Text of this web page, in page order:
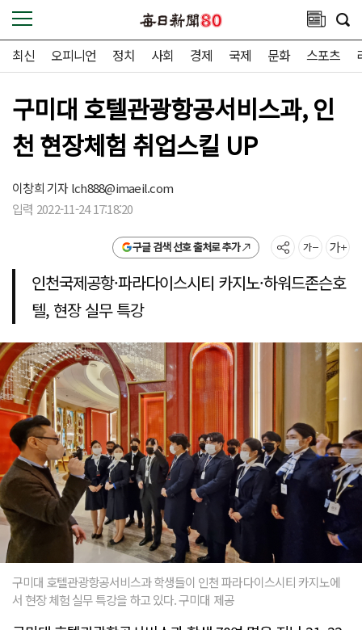
최신 오피니언 정치 사회 경제 국제 문화 스포츠
구미대 호텔관광항공서비스과, 인
천 현장체험 취업스킬 UP
이창희 기자lch888@imaeil.com
입력 2022-11-24 17:18:20
구글 검색 선호 출처로 추가
인천국제공항·파라다이스시티 카지노·하워드존슨호
텔, 현장 실무 특강
구미대 호텔관광항공서비스과 학생들이 인천 파라다이스시티 카지노에
서 현장 체험 실무 특강을 하고 있다. 구미대 제공